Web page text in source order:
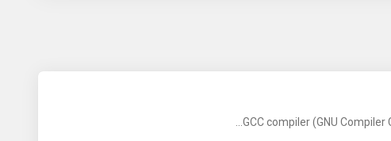
GCC compiler (GNU